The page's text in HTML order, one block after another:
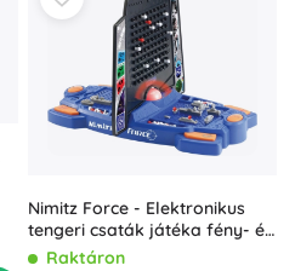
Nimitz Force - Elektronikus
tengeri csaták játéka fény- és
hangeffektekkel
Raktáron